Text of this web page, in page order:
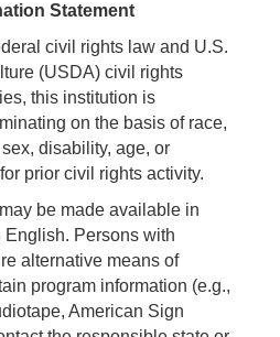
Statement
civil rights law and U.S.
(USDA) civil rights
this institution is
on the basis of race,
disability, age, or
prior civil rights activity.
be made available in
English. Persons with
alternative means of
program information (e.g.,
American Sign